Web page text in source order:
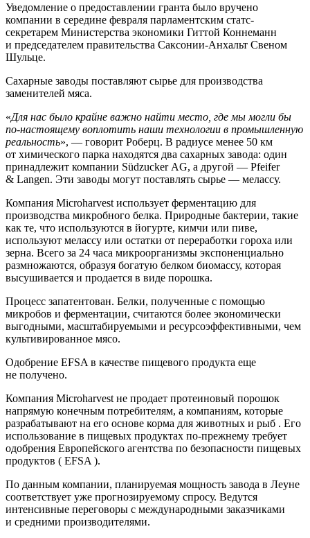
Уведомление о предоставлении гранта было вручено
компании в середине февраля парламентским статс-
секретарем Министерства экономики Гиттой Коннеманн
и председателем правительства Саксонии-Анхальт Свеном
Шульце.
Сахарные заводы поставляют сырье для производства
заменителей мяса.
«Для нас было крайне важно найти место, где мы могли бы
по-настоящему воплотить наши технологии в промышленную
реальность», — говорит Роберц. В радиусе менее 50 км
от химического парка находятся два сахарных завода: один
принадлежит компании Südzucker AG, а другой — Pfeifer
& Langen. Эти заводы могут поставлять сырье — мелассу.
Компания Microharvest использует ферментацию для
производства микробного белка. Природные бактерии, такие
как те, что используются в йогурте, кимчи или пиве,
используют мелассу или остатки от переработки гороха или
зерна. Всего за 24 часа микроорганизмы экспоненциально
размножаются, образуя богатую белком биомассу, которая
высушивается и продается в виде порошка.
Процесс запатентован. Белки, полученные с помощью
микробов и ферментации, считаются более экономически
выгодными, масштабируемыми и ресурсоэффективными, чем
культивированное мясо.
Одобрение EFSA в качестве пищевого продукта еще
не получено.
Компания Microharvest не продает протеиновый порошок
напрямую конечным потребителям, а компаниям, которые
разрабатывают на его основе корма для животных и рыб . Его
использование в пищевых продуктах по-прежнему требует
одобрения Европейского агентства по безопасности пищевых
продуктов ( EFSA ).
По данным компании, планируемая мощность завода в Леуне
соответствует уже прогнозируемому спросу. Ведутся
интенсивные переговоры с международными заказчиками
и средними производителями.